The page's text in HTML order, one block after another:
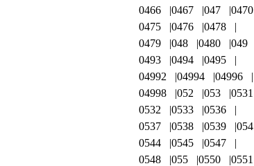
0466
0467 047
0470
0475
0476
0478
0479
048 0480
049
0493
0494
0495
04992
04994
04996
04998
052 053
0531
0532
0533
0536
0537
0538 0539
054
0544
0545
0547
0548
055 0550
0551